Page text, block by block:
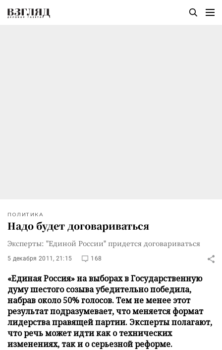
ПОЛИТИКА
Надо будет договариваться
Эксперты: "Единой России" придется договариваться
5 декабря 2011, 21:15 168
«Единая Россия» на выборах в Государственную
думу шестого созыва убедительно победила,
набрав около 50% голосов. Тем не менее этот
результат подразумевает, что меняется формат
лидерства правящей партии. Эксперты полагают,
что речь может идти как о технических
изменениях, так и о серьезной реформе.